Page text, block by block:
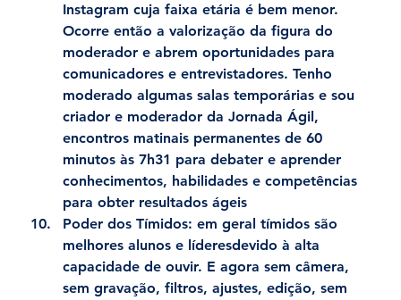
Instagram cuja faixa etária é bem menor.
Ocorre então a valorização da figura do
moderador e abrem oportunidades para
comunicadores e entrevistadores. Tenho
moderado algumas salas temporárias e sou
criador e moderador da Jornada Ágil,
encontros matinais permanentes de 60
minutos às 7h31 para debater e aprender
conhecimentos, habilidades e competências
para obter resultados ágeis
Poder dos Tímidos: em geral tímidos são
melhores alunos e líderesdevido à alta
capacidade de ouvir. E agora sem câmera,
sem gravação, filtros, ajustes, edição, sem